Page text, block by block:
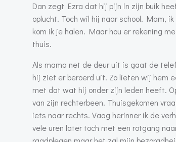
Dan zegt Ezra dat hij pijn in zijn buik
oplucht. Toch wil hij naar school. Mam,
kom ik je halen. Maar hou er rekening
thuis.
Als mama net de deur uit is gaat de
hij ziet er beroerd uit. Zo lieten wij hem
met dat wat hij onder zijn leden heeft.
van zijn rechterbeen. Thuisgekomen
iets naar rechts. Vaag herinner ik de
vele uren later toch met een rotgang